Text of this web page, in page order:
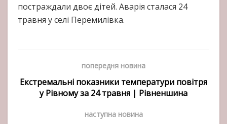
постраждали двоє дітей. Аварія сталася 24
травня у селі Перемилівка.
попередня новина
Екстремальні показники температури повітря
у Рівному за 24 травня | Рівненшина
наступна новина